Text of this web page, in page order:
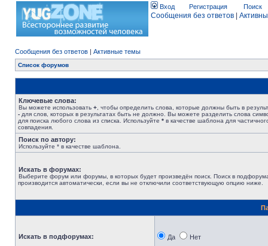
Вход Регистрация Поиск
Сообщения без ответов
Сообщения без ответов | Активные темы
Список форумов
Ключевые слова:
Вы можете использовать + , чтобы определить слова, которые должны быть в
- для слов, которых в результатах быть не должно. Вы можете разделить слова
для поиска любого слова из списка. Используйте * в качестве шаблона для
совпадения.
Поиск по автору:
Используйте * в качестве шаблона.
Искать в форумах:
Выберите форум или форумы, в которых будет произведён поиск. Поиск в
производится автоматически, если вы не отключили соответствующую опцию ниже.
Искать в подфорумах: Да Нет